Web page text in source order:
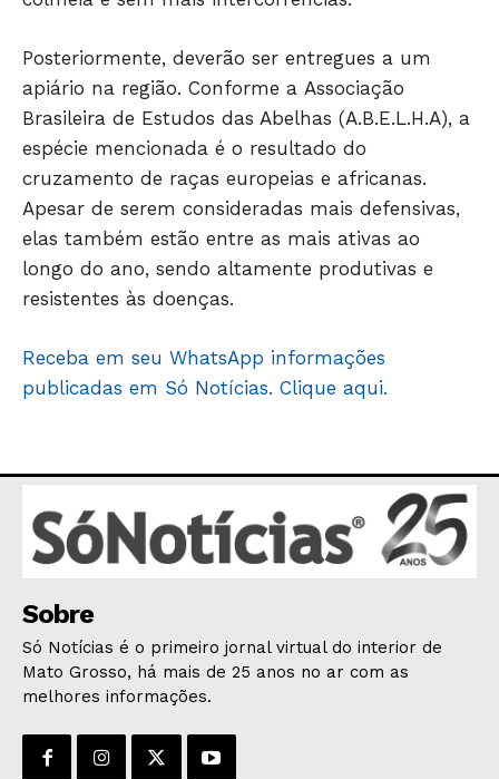
HOME
POLÍCIA
ESPORTES
ECONOMIA
OPINIÃO
GERAL
EDUCAÇÃO
SAÚDE
ÚLTIMAS NOTÍCIAS
Posteriormente, deverão ser entregues a um
apiário na região. Conforme a Associação
Brasileira de Estudos das Abelhas (A.B.E.L.H.A), a
espécie mencionada é o resultado do
cruzamento de raças europeias e africanas.
Apesar de serem consideradas mais defensivas,
elas também estão entre as mais ativas ao
longo do ano, sendo altamente produtivas e
resistentes às doenças.
Receba em seu WhatsApp informações
publicadas em Só Notícias. Clique aqui.
Sobre
Só Notícias é o primeiro jornal virtual do interior de
Mato Grosso, há mais de 25 anos no ar com as
melhores informações.